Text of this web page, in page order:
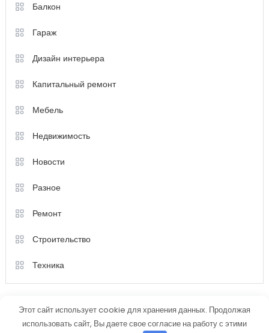
Балкон
Гараж
Дизайн интерьера
Капитальный ремонт
Мебель
Недвижимость
Новости
Разное
Ремонт
Строительство
Техника
Этот сайт использует cookie для хранения данных. Продолжая
использовать сайт, Вы даете свое согласие на работу с этими